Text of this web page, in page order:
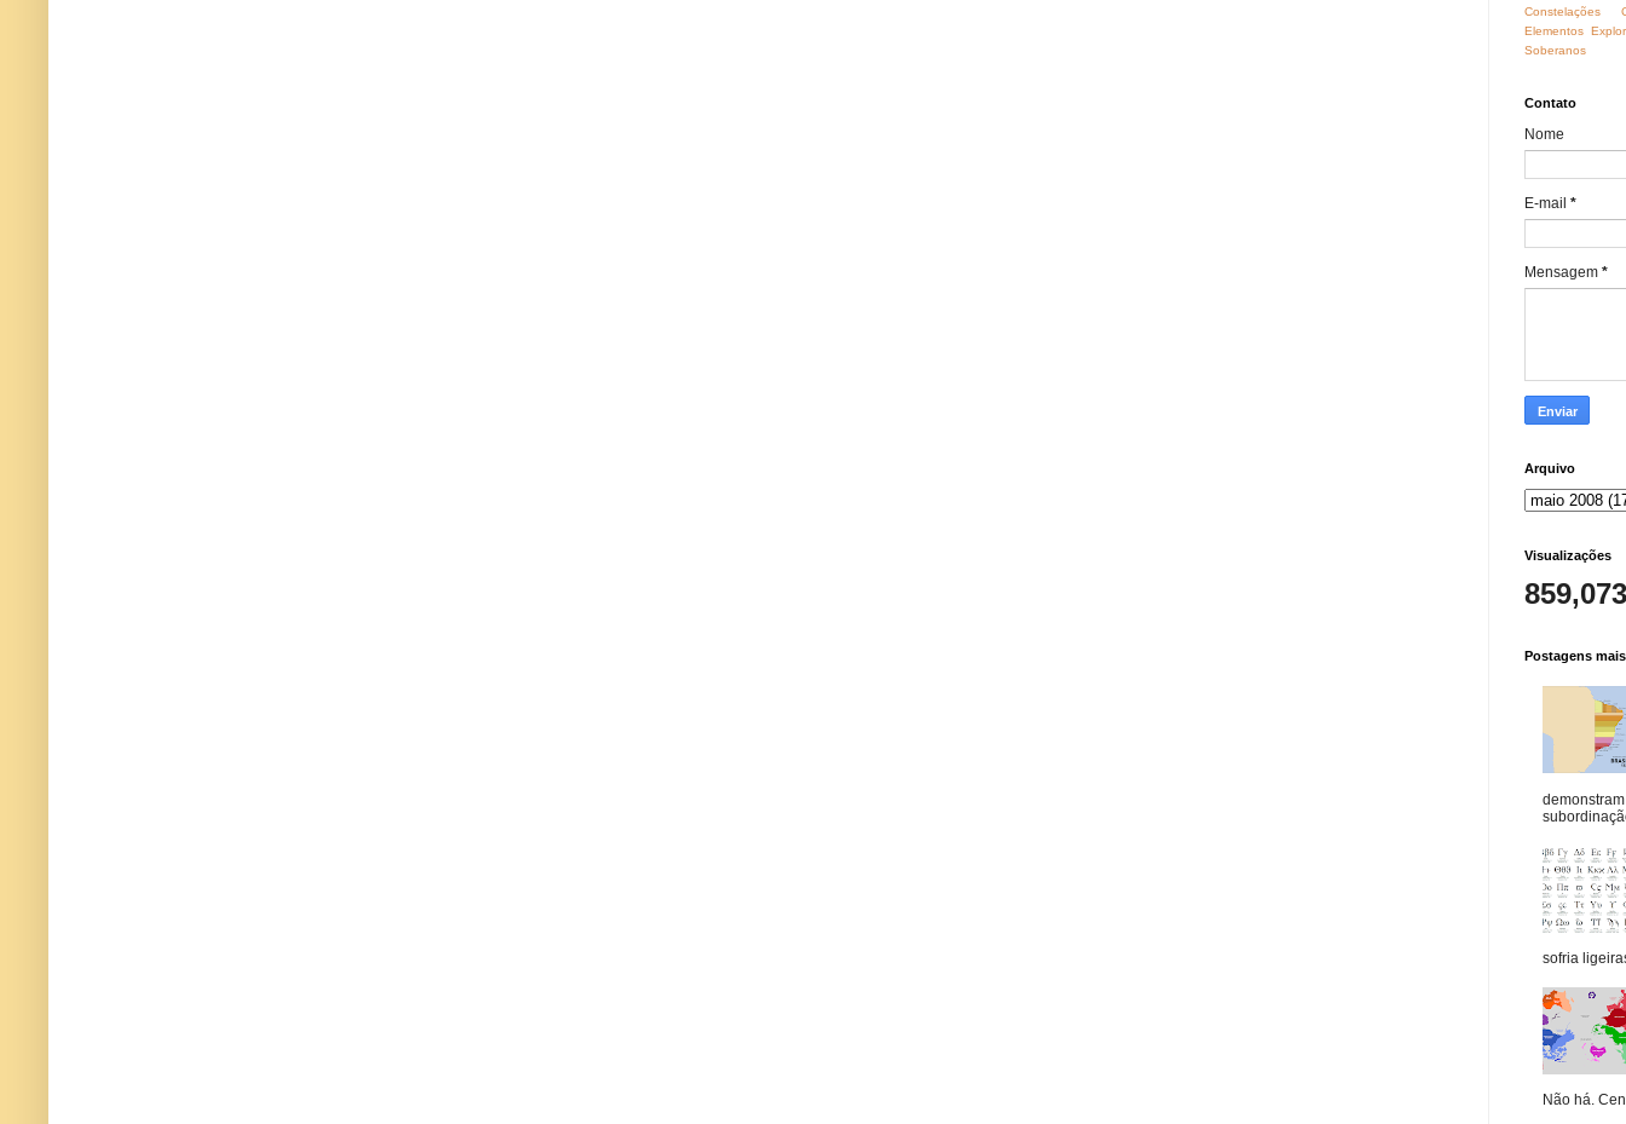
Constelações
Elementos
Soberanos
Contato
Nome
E-mail *
Mensagem *
Arquivo
Visualizações
859,073
Postagens
sofria
Não há.